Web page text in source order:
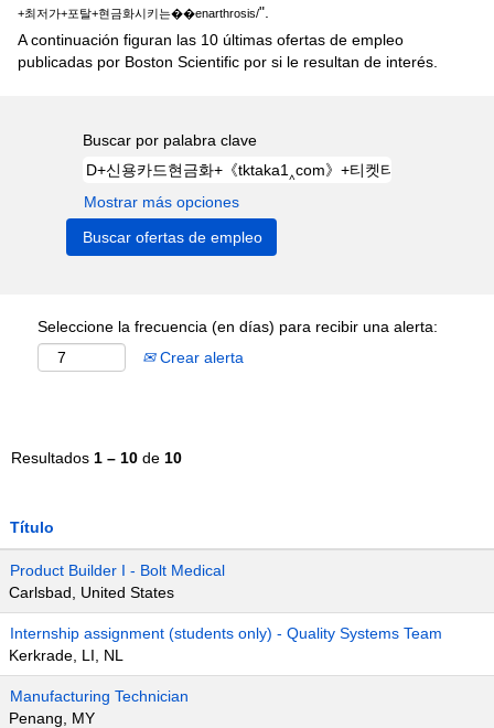
+최저가+포탈+현금화시키는��enarthrosis/".
A continuación figuran las 10 últimas ofertas de empleo
publicadas por Boston Scientific por si le resultan de interés.
Buscar por palabra clave
Mostrar más opciones
Seleccione la frecuencia (en días) para recibir una alerta:
Crear alerta
Resultados 1 – 10 de 10
Título
Product Builder I - Bolt Medical
Carlsbad, United States
Internship assignment (students only) - Quality Systems Team
Kerkrade, LI, NL
Manufacturing Technician
Penang, MY